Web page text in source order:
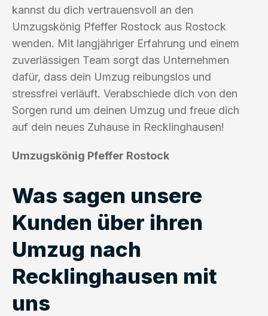
kannst du dich vertrauensvoll an den
Umzugskönig Pfeffer Rostock aus Rostock
wenden. Mit langjähriger Erfahrung und einem
zuverlässigen Team sorgt das Unternehmen
dafür, dass dein Umzug reibungslos und
stressfrei verläuft. Verabschiede dich von den
Sorgen rund um deinen Umzug und freue dich
auf dein neues Zuhause in Recklinghausen!
Umzugskönig Pfeffer Rostock
Was sagen unsere
Kunden über ihren
Umzug nach
Recklinghausen mit
uns